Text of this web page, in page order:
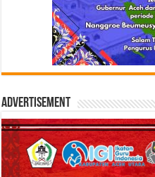
Advertisement